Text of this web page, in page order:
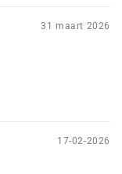
31 maart 2026
17-02-2026